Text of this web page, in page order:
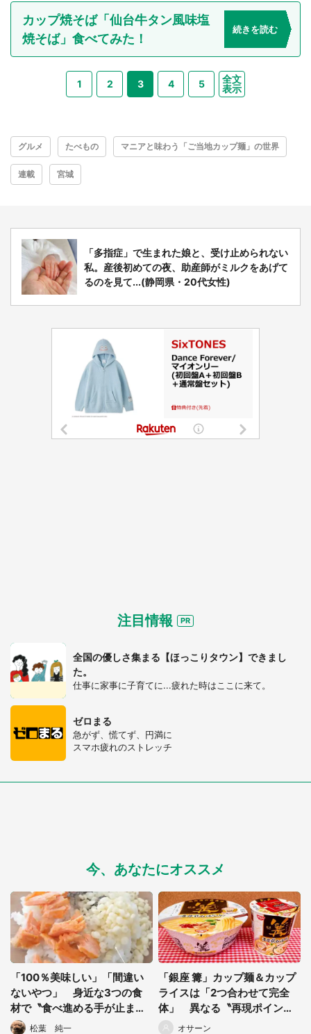
カップ焼そば「仙台牛タン風味塩
焼そば」食べてみた！
続きを読む
1 2 3 4 5
全文
表示
グルメ たべもの マニアと味わう「ご当地カップ麺」の世界
連載 宮城
「多指症」で生まれた娘と、受け止められない
私。産後初めての夜、助産師がミルクをあげて
るのを見て...(静岡県・20代女性)
注目情報
全国の優しさ集まる【ほっこりタウン】できまし
た。
仕事に家事に子育てに...疲れた時はここに来て。
ゼロまる
急がず、慌てず、円満に
スマホ疲れのストレッチ
今、あなたにオススメ
「100％美味しい」「間違い
ないやつ」 身近な3つの食
材で〝食べ進める手が止まら
ない〟絶品おにぎりが爆誕
松葉 純一
「銀座 篝」カップ麺＆カップ
ライスは「2つ合わせて完全
体」 異なる〝再現ポイン
ト〟で味わうリッチ感
オサーン